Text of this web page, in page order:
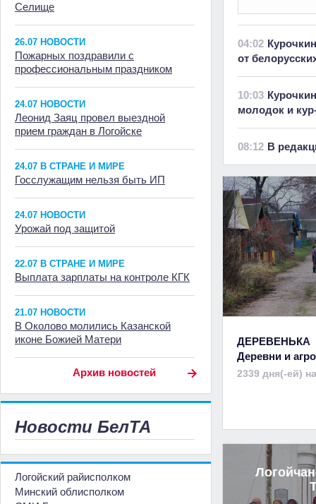
Селище
26.07 НОВОСТИ
Пожарных поздравили с
профессиональным праздником
24.07 НОВОСТИ
Леонид Заяц провел выездной
прием граждан в Логойске
24.07 В СТРАНЕ И МИРЕ
Госслужащим нельзя быть ИП
24.07 НОВОСТИ
Урожай под защитой
22.07 В СТРАНЕ И МИРЕ
Выплата зарплаты на контроле КГК
21.07 НОВОСТИ
В Околово молились Казанской
иконе Божией Матери
Архив новостей
Новости БелТА
Логойский райисполком
Минский облисполком
04:02
от
10:03
молодок и
08:12 В
ДЕРЕВЕНЬКА
Деревни и
2339 дня(-ей)